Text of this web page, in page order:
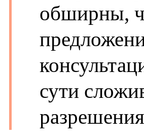
обширны,
сути